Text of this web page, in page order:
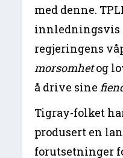
med denne.
innledningsvis
regjeringens
morsomhetog
å drive sine
Tigray-folket
produsert en
forutsetninger